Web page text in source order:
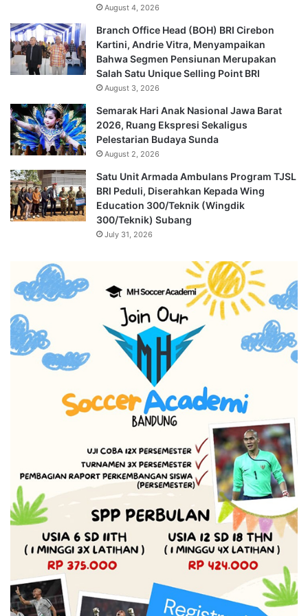
August 4, 2026
Branch Office Head (BOH) BRI Cirebon
Kartini, Andrie Vitra, Menyampaikan
Bahwa Segmen Pensiunan Merupakan
Salah Satu Unique Selling Point BRI
August 3, 2026
Semarak Hari Anak Nasional Jawa Barat
2026, Ruang Ekspresi Sekaligus
Pelestarian Budaya Sunda
August 2, 2026
Satu Unit Armada Ambulans Program TJSL
BRI Peduli, Diserahkan Kepada Wing
Education 300/Teknik (Wingdik
300/Teknik) Subang
July 31, 2026